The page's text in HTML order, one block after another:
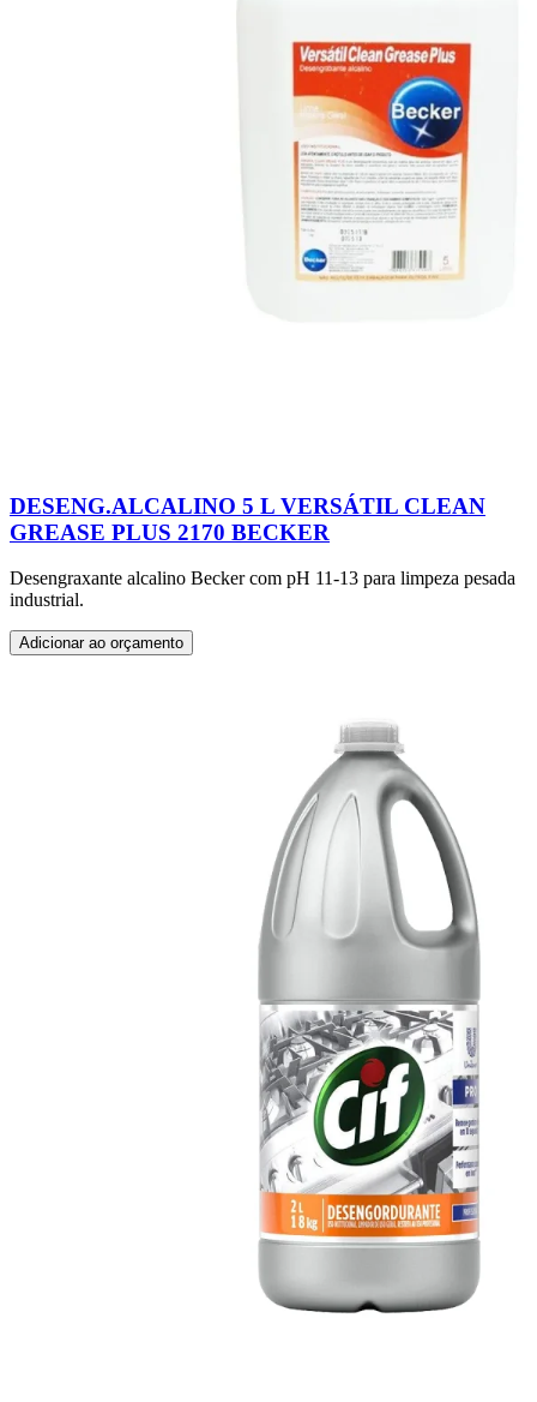
DESENG.ALCALINO 5 L VERSÁTIL CLEAN
GREASE PLUS 2170 BECKER
Desengraxante alcalino Becker com pH 11-13 para limpeza pesada
industrial.
Adicionar ao orçamento